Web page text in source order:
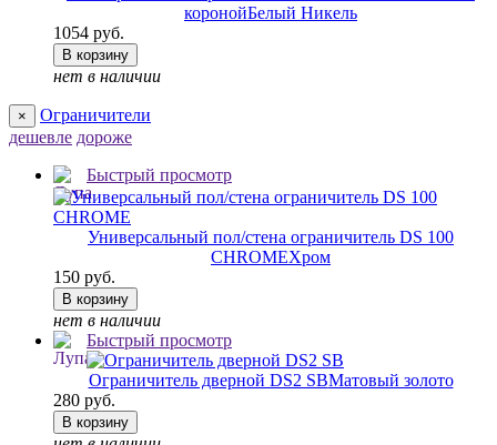
коронойБелый Никель
1054 руб.
В корзину
нет в наличии
×
Ограничители
дешевле дороже
Быстрый просмотр
Универсальный пол/стена ограничитель DS 100
CHROMEХром
150 руб.
В корзину
нет в наличии
Быстрый просмотр
Ограничитель дверной DS2 SBМатовый золото
280 руб.
В корзину